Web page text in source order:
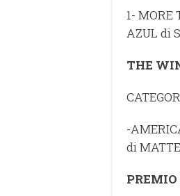
1- MORE
AZUL di
THE
-
di